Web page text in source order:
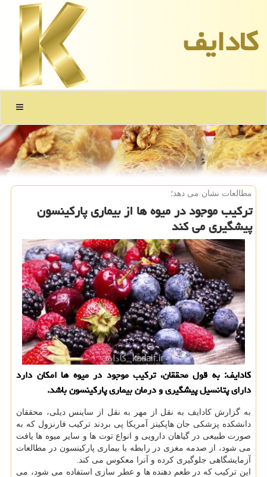
كادایف
منو
مطالعات نشان می دهد؛
ترکیب موجود در میوه ها از بیماری پارکینسون
پیشگیری می کند
کادایف: به قول محققان، ترکیب موجود در میوه ها امکان دارد
دارای پتانسیل پیشگیری و درمان بیماری پارکینسون باشد.
به گزارش کادایف به نقل از مهر به نقل از ساینس دیلی، محققان
دانشکده پزشکی جان هاپکینز آمریکا پی بردند ترکیب فارنزول که به
صورت طبیعی در گیاهان دارویی و انواع توت ها و سایر میوه ها یافت
می شود، از صدمه مغزی در رابطه با بیماری پارکینسون در مطالعات
آزمایشگاهی جلوگیری کرده و آنرا معکوس می کند.
این ترکیب که در طعم دهنده ها و عطر سازی استفاده می شود، می